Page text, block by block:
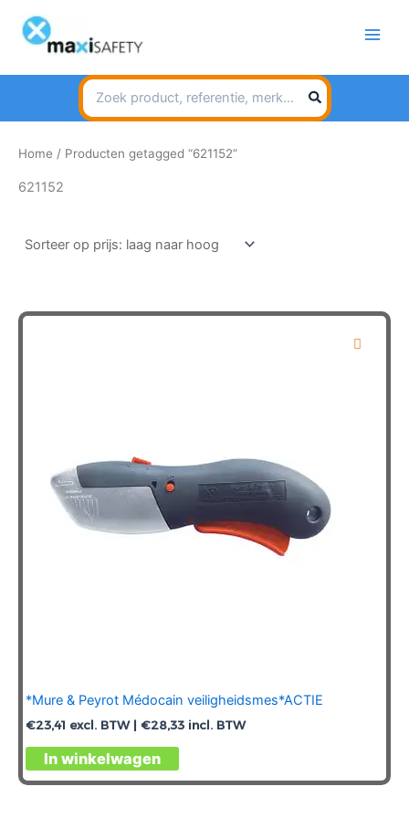
naar
inhoud
Search
for:
Home / Producten getagged “621152”
621152
*Mure & Peyrot Médocain veiligheidsmes*ACTIE
€23,41 excl. BTW | €28,33 incl. BTW
In winkelwagen